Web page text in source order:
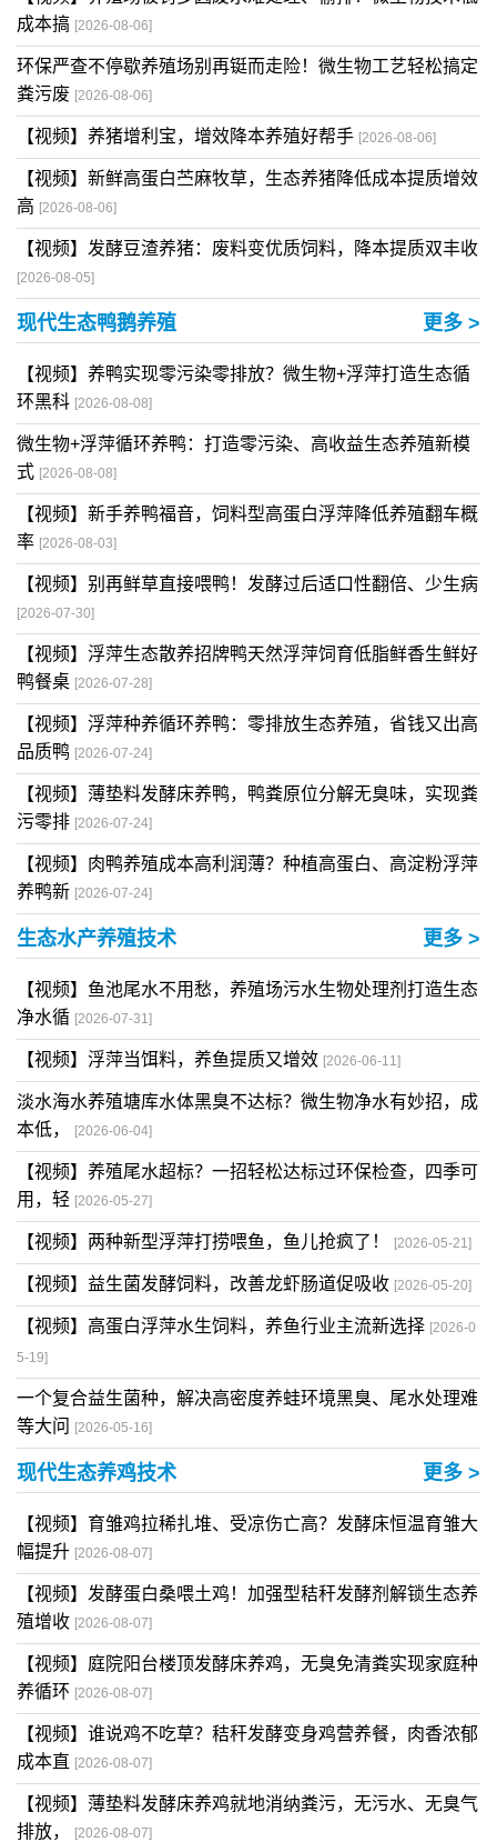
成本搞 [2026-08-06]
环保严查不停歇养殖场别再铤而走险！微生物工艺轻松搞定
粪污废 [2026-08-06]
【视频】养猪增利宝，增效降本养殖好帮手 [2026-08-06]
【视频】新鲜高蛋白苎麻牧草，生态养猪降低成本提质增效
高 [2026-08-06]
【视频】发酵豆渣养猪：废料变优质饲料，降本提质双丰收
[2026-08-05]
现代生态鸭鹅养殖 更多 >
【视频】养鸭实现零污染零排放？微生物+浮萍打造生态循
环黑科 [2026-08-08]
微生物+浮萍循环养鸭：打造零污染、高收益生态养殖新模
式 [2026-08-08]
【视频】新手养鸭福音，饲料型高蛋白浮萍降低养殖翻车概
率 [2026-08-03]
【视频】别再鲜草直接喂鸭！发酵过后适口性翻倍、少生病
[2026-07-30]
【视频】浮萍生态散养招牌鸭天然浮萍饲育低脂鲜香生鲜好
鸭餐桌 [2026-07-28]
【视频】浮萍种养循环养鸭：零排放生态养殖，省钱又出高
品质鸭 [2026-07-24]
【视频】薄垫料发酵床养鸭，鸭粪原位分解无臭味，实现粪
污零排 [2026-07-24]
【视频】肉鸭养殖成本高利润薄？种植高蛋白、高淀粉浮萍
养鸭新 [2026-07-24]
生态水产养殖技术 更多 >
【视频】鱼池尾水不用愁，养殖场污水生物处理剂打造生态
净水循 [2026-07-31]
【视频】浮萍当饵料，养鱼提质又增效 [2026-06-11]
淡水海水养殖塘库水体黑臭不达标？微生物净水有妙招，成
本低，
[2026-06-04]
【视频】养殖尾水超标？一招轻松达标过环保检查，四季可
用，轻 [2026-05-27]
【视频】两种新型浮萍打捞喂鱼，鱼儿抢疯了！ [2026-05-21]
【视频】益生菌发酵饲料，改善龙虾肠道促吸收 [2026-05-20]
【视频】高蛋白浮萍水生饲料，养鱼行业主流新选择 [2026-0
5-19]
一个复合益生菌种，解决高密度养蛙环境黑臭、尾水处理难
等大问
[2026-05-16]
现代生态养鸡技术 更多 >
【视频】育雏鸡拉稀扎堆、受凉伤亡高？发酵床恒温育雏大
幅提升 [2026-08-07]
【视频】发酵蛋白桑喂土鸡！加强型秸秆发酵剂解锁生态养
殖增收 [2026-08-07]
【视频】庭院阳台楼顶发酵床养鸡，无臭免清粪实现家庭种
养循环 [2026-08-07]
【视频】谁说鸡不吃草？秸秆发酵变身鸡营养餐，肉香浓郁
成本直 [2026-08-07]
【视频】薄垫料发酵床养鸡就地消纳粪污，无污水、无臭气
排放，
[2026-08-07]